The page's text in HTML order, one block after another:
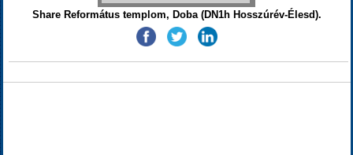
Share Református templom, Doba (DN1h Hosszúrév-Élesd).